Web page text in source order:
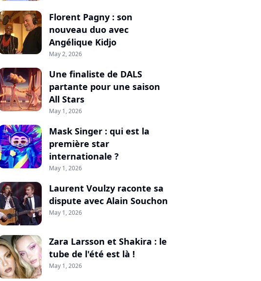
Florent Pagny : son
nouveau duo avec
Angélique Kidjo
May 2, 2026
Une finaliste de DALS
partante pour une saison
All Stars
May 1, 2026
Mask Singer : qui est la
première star
internationale ?
May 1, 2026
Laurent Voulzy raconte sa
dispute avec Alain Souchon
May 1, 2026
Zara Larsson et Shakira : le
tube de l'été est là !
May 1, 2026